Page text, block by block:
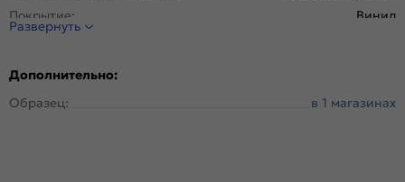
Покрытие:
Винил
Развернуть
Дополнительно:
Образец:
в 1 магазинах